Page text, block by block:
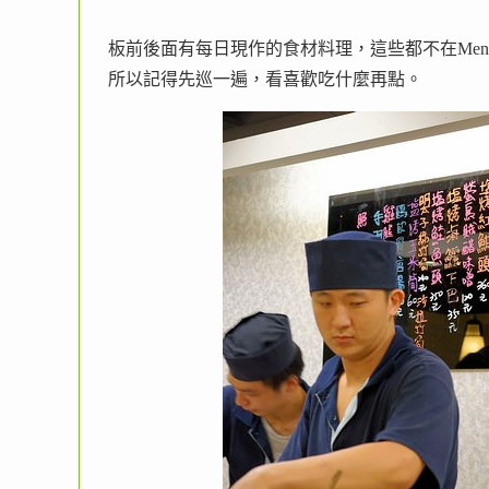
板前後面有每日現作的食材料理，這些都不在
所以記得先巡一遍，看喜歡吃什麼再點。